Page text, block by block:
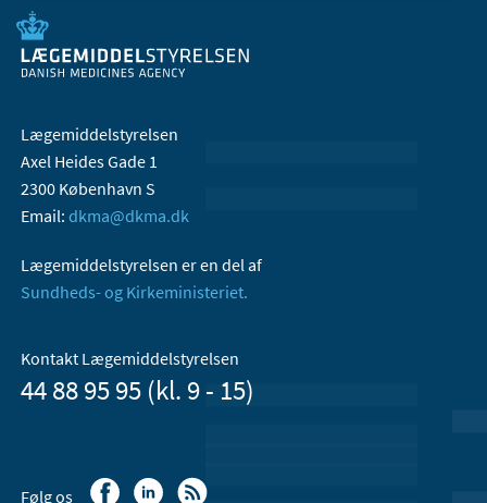
Lægemiddelstyrelsen
Axel Heides Gade 1
2300 København S
Email: dkma@dkma.dk
Lægemiddelstyrelsen er en del af
Sundheds- og Kirkeministeriet.
Kontakt Lægemiddelstyrelsen
44 88 95 95 (kl. 9 - 15)
Følg os